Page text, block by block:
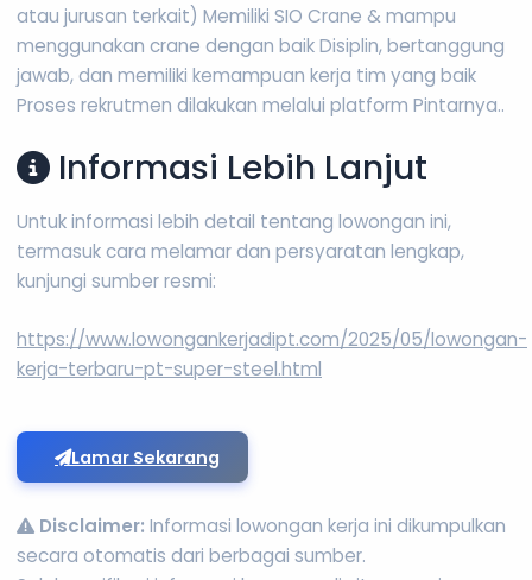
atau jurusan terkait) Memiliki SIO Crane & mampu
menggunakan crane dengan baik Disiplin, bertanggung
jawab, dan memiliki kemampuan kerja tim yang baik
Proses rekrutmen dilakukan melalui platform Pintarnya..
Informasi Lebih Lanjut
Untuk informasi lebih detail tentang lowongan ini,
termasuk cara melamar dan persyaratan lengkap,
kunjungi sumber resmi:
https://www.lowongankerjadipt.com/2025/05/lowongan-
kerja-terbaru-pt-super-steel.html
Lamar Sekarang
Disclaimer: Informasi lowongan kerja ini dikumpulkan
secara otomatis dari berbagai sumber.